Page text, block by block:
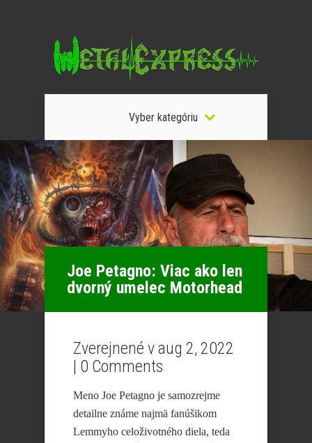
Vyber kategóriu
Joe Petagno: Viac ako len
dvorný umelec Motorhead
Zverejnené v aug 2, 2022
| 0 Comments
Meno Joe Petagno je samozrejme
detailne známe najmä fanúšikom
Lemmyho celoživotného diela, teda